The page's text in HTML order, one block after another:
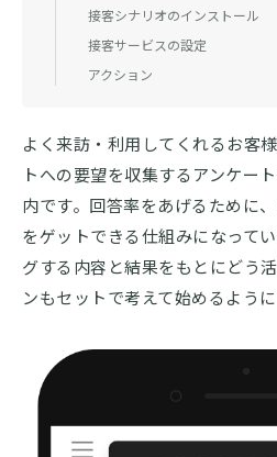
よく来訪・利用してくれるお客
トへの要望を収集するアンケー
内です。回答率をあげるために
をゲットできる仕組みになって
グする内容と結果をもとにどう
ンもセットで考えて始めるように
接客シナリオのインストール
接客サービスの設定
アクション